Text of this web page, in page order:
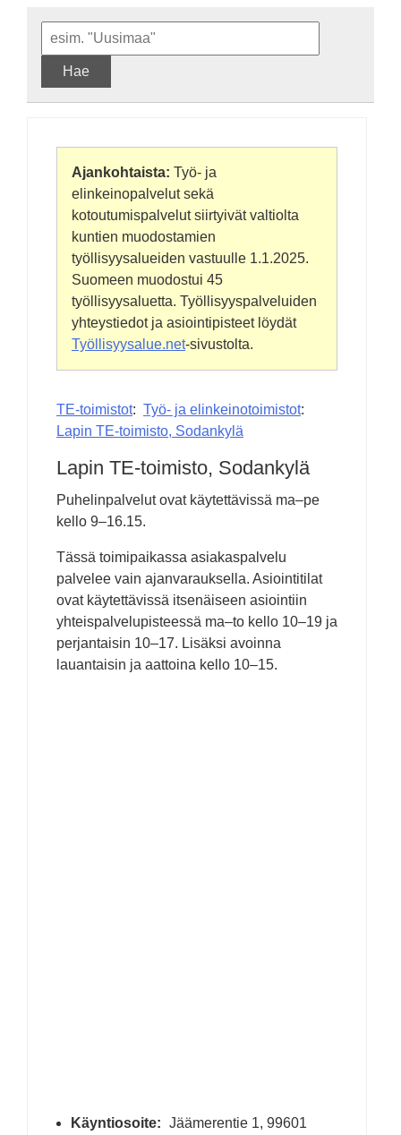
Hae
Ajankohtaista: Työ- ja
elinkeinopalvelut sekä
kotoutumispalvelut siirtyivät valtiolta
kuntien muodostamien
työllisyysalueiden vastuulle 1.1.2025.
Suomeen muodostui 45
työllisyysaluetta. Työllisyyspalveluiden
yhteystiedot ja asiointipisteet löydät
Työllisyysalue.net-sivustolta.
TE-toimistot
Työ- ja elinkeinotoimistot
Lapin TE-toimisto, Sodankylä
Lapin TE-toimisto, Sodankylä
Puhelinpalvelut ovat käytettävissä ma–pe
kello 9–16.15.
Tässä toimipaikassa asiakaspalvelu
palvelee vain ajanvarauksella. Asiointitilat
ovat käytettävissä itsenäiseen asiointiin
yhteispalvelupisteessä ma–to kello 10–19 ja
perjantaisin 10–17. Lisäksi avoinna
lauantaisin ja aattoina kello 10–15.
Käyntiosoite: Jäämerentie 1, 99601